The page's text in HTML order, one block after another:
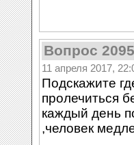
Вопрос
11 апреля 2017,
Подскажите
пролечиться
каждый день
,человек